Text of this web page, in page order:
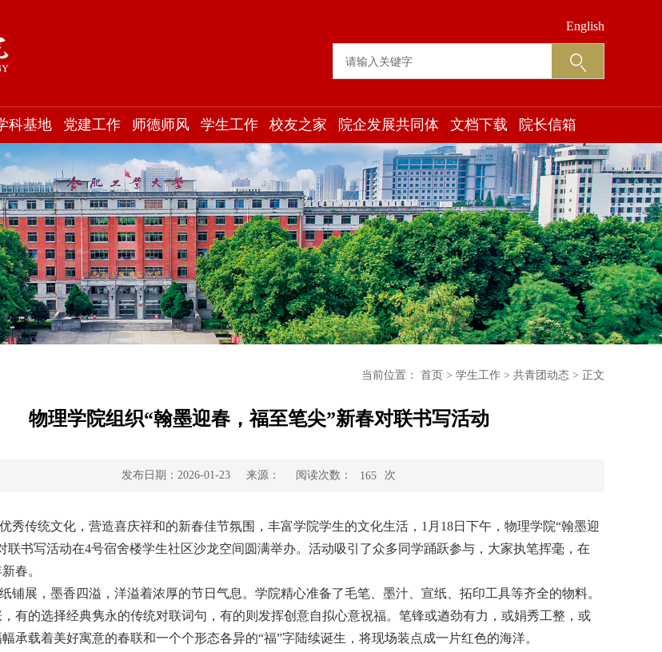
English
科基地 党建工作 师德师风 学生工作 校友之家 院企发展共同体 文档下载 院长信箱
当前位置： 首页 > 学生工作 > 共青团动态 > 正文
物理学院组织“翰墨迎春，福至笔尖”新春对联书写活动
发布日期：2026-01-23 来源： 阅读次数： 165 次
秀传统文化，营造喜庆祥和的新春佳节氛围，丰富学院学生的文化生活，1月18日下午，物理学院“翰墨迎
联书写活动在4号宿舍楼学生社区沙龙空间圆满举办。活动吸引了众多同学踊跃参与，大家执笔挥毫，在
春。
铺展，墨香四溢，洋溢着浓厚的节日气息。学院精心准备了毛笔、墨汁、宣纸、拓印工具等齐全的物料。
有的选择经典隽永的传统对联词句，有的则发挥创意自拟心意祝福。笔锋或遒劲有力，或娟秀工整，或
承载着美好寓意的春联和一个个形态各异的“福”字陆续诞生，将现场装点成一片红色的海洋。